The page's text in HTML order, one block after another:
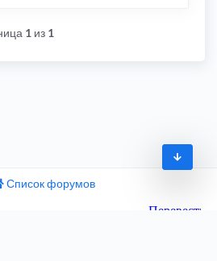
1 из 1
Список форумов